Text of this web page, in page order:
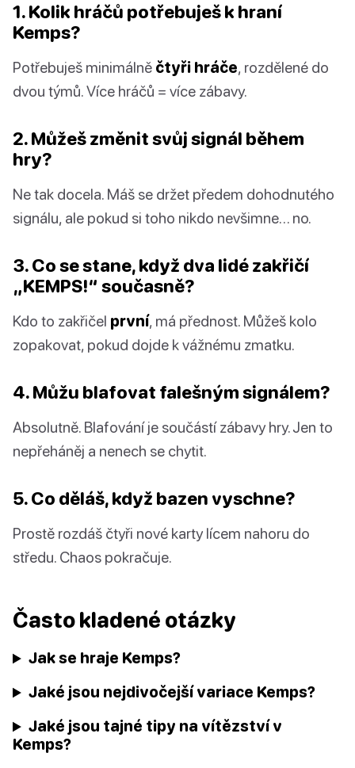
1. Kolik hráčů potřebuješ k hraní
Kemps?
Potřebuješ minimálně čtyři hráče, rozdělené do
dvou týmů. Více hráčů = více zábavy.
2. Můžeš změnit svůj signál během
hry?
Ne tak docela. Máš se držet předem dohodnutého
signálu, ale pokud si toho nikdo nevšimne… no.
3. Co se stane, když dva lidé zakřičí
„KEMPS!“ současně?
Kdo to zakřičel první, má přednost. Můžeš kolo
zopakovat, pokud dojde k vážnému zmatku.
4. Můžu blafovat falešným signálem?
Absolutně. Blafování je součástí zábavy hry. Jen to
nepřeháněj a nenech se chytit.
5. Co děláš, když bazen vyschne?
Prostě rozdáš čtyři nové karty lícem nahoru do
středu. Chaos pokračuje.
Často kladené otázky
Jak se hraje Kemps?
Jaké jsou nejdivočejší variace Kemps?
Jaké jsou tajné tipy na vítězství v
Kemps?